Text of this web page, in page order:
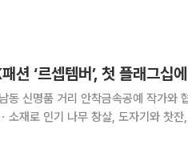
션 ‘르셉템버’, 첫 플래그십
동 신명품 거리 안착금속공예 작가와
리고 옷. 한옥 창호 옆에 모던한